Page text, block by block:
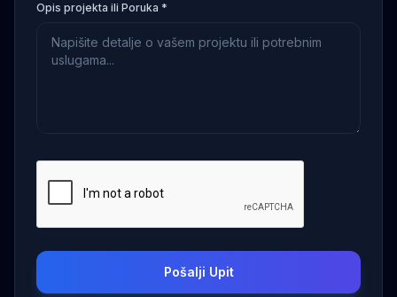
Opis projekta ili Poruka *
Pošalji Upit